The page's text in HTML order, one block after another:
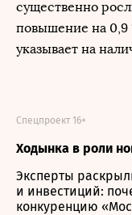
существенно
повышение на 0,9
указывает на
Ходынка в роли
Спецпроект 16+
Эксперты
и инвестиций:
конкуренцию